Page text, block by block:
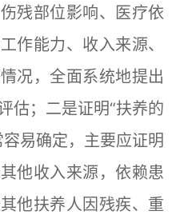
残部位影响、医疗依
作能力、收入来源、
况，全面系统地提出
估；二是证明“扶养的
易确定，主要应证明
他收入来源，依赖患
他扶养人因残疾、重